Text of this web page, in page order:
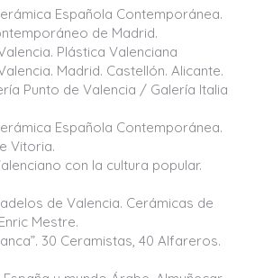
Española Contemporánea.
de Madrid.
Plástica Valenciana
Madrid. Castellón. Alicante.
Punto de Valencia / Galería Italia
Española Contemporánea.
Vitoria.
con la cultura popular.
de Valencia. Cerámicas de
Mestre.
30 Ceramistas, 40 Alfareros.